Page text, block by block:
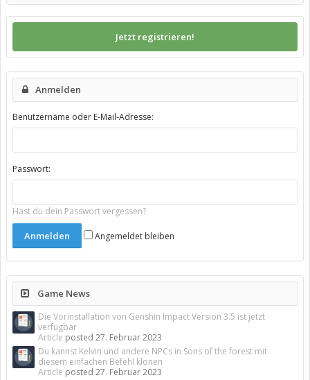
Jetzt registrieren!
Anmelden
Benutzername oder E-Mail-Adresse:
Passwort:
Hast du dein Passwort vergessen?
Angemeldet bleiben
Game News
Die Vorinstallation von Genshin Impact Version 3.5 ist jetzt
verfügbar
Article posted 27. Februar 2023
Du kannst Kelvin und andere NPCs in Sons of the forest mit
diesem einfachen Befehl klonen
Article posted 27. Februar 2023